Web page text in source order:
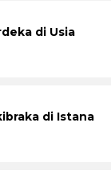
di Usia
di Istana